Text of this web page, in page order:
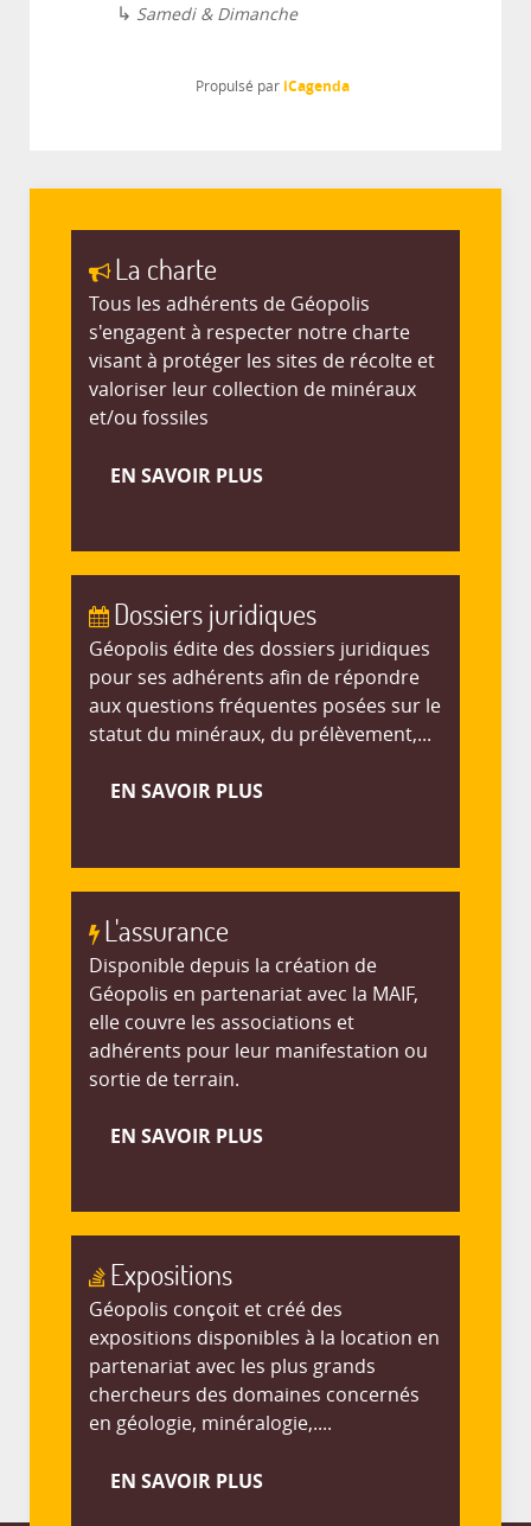
↳ Samedi & Dimanche
Propulsé par iCagenda
La charte
Tous les adhérents de Géopolis
s'engagent à respecter notre charte
visant à protéger les sites de récolte et
valoriser leur collection de minéraux
et/ou fossiles
EN SAVOIR PLUS
Dossiers juridiques
Géopolis édite des dossiers juridiques
pour ses adhérents afin de répondre
aux questions fréquentes posées sur le
statut du minéraux, du prélèvement,...
EN SAVOIR PLUS
L'assurance
Disponible depuis la création de
Géopolis en partenariat avec la MAIF,
elle couvre les associations et
adhérents pour leur manifestation ou
sortie de terrain.
EN SAVOIR PLUS
Expositions
Géopolis conçoit et créé des
expositions disponibles à la location en
partenariat avec les plus grands
chercheurs des domaines concernés
en géologie, minéralogie,....
EN SAVOIR PLUS